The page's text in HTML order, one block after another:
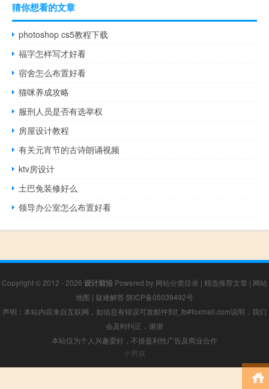
猜你想看的文章
photoshop cs5教程下载
福字怎样写才好看
宿舍怎么布置好看
猫咪养成攻略
服刑人员是否有选举权
房屋设计教程
有关元宵节的古诗朗诵视频
ktv房设计
土巴兔装修好么
领导办公室怎么布置好看
Copyright © 2012 - 2026 设计前沿 Powered by 网站分类目录 | 精选推荐文章 | 网站
地图 | 疑难解答 陕ICP备05039492号
声明：本站内容来自互联网，如信息有错误可发邮件到f_fb#foxmail.com说明，我们
会及时纠正，谢谢
本站仅为个人兴趣爱好，不接盈利性广告及商业合作
小男孩